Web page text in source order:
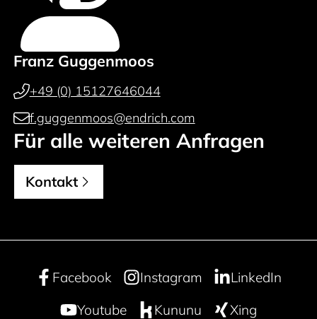
Franz Guggenmoos
+49 (0) 15127646044
f.guggenmoos@endrich.com
Für alle weiteren Anfragen
Kontakt
Facebook Instagram
LinkedIn
Youtube
Kununu
Xing